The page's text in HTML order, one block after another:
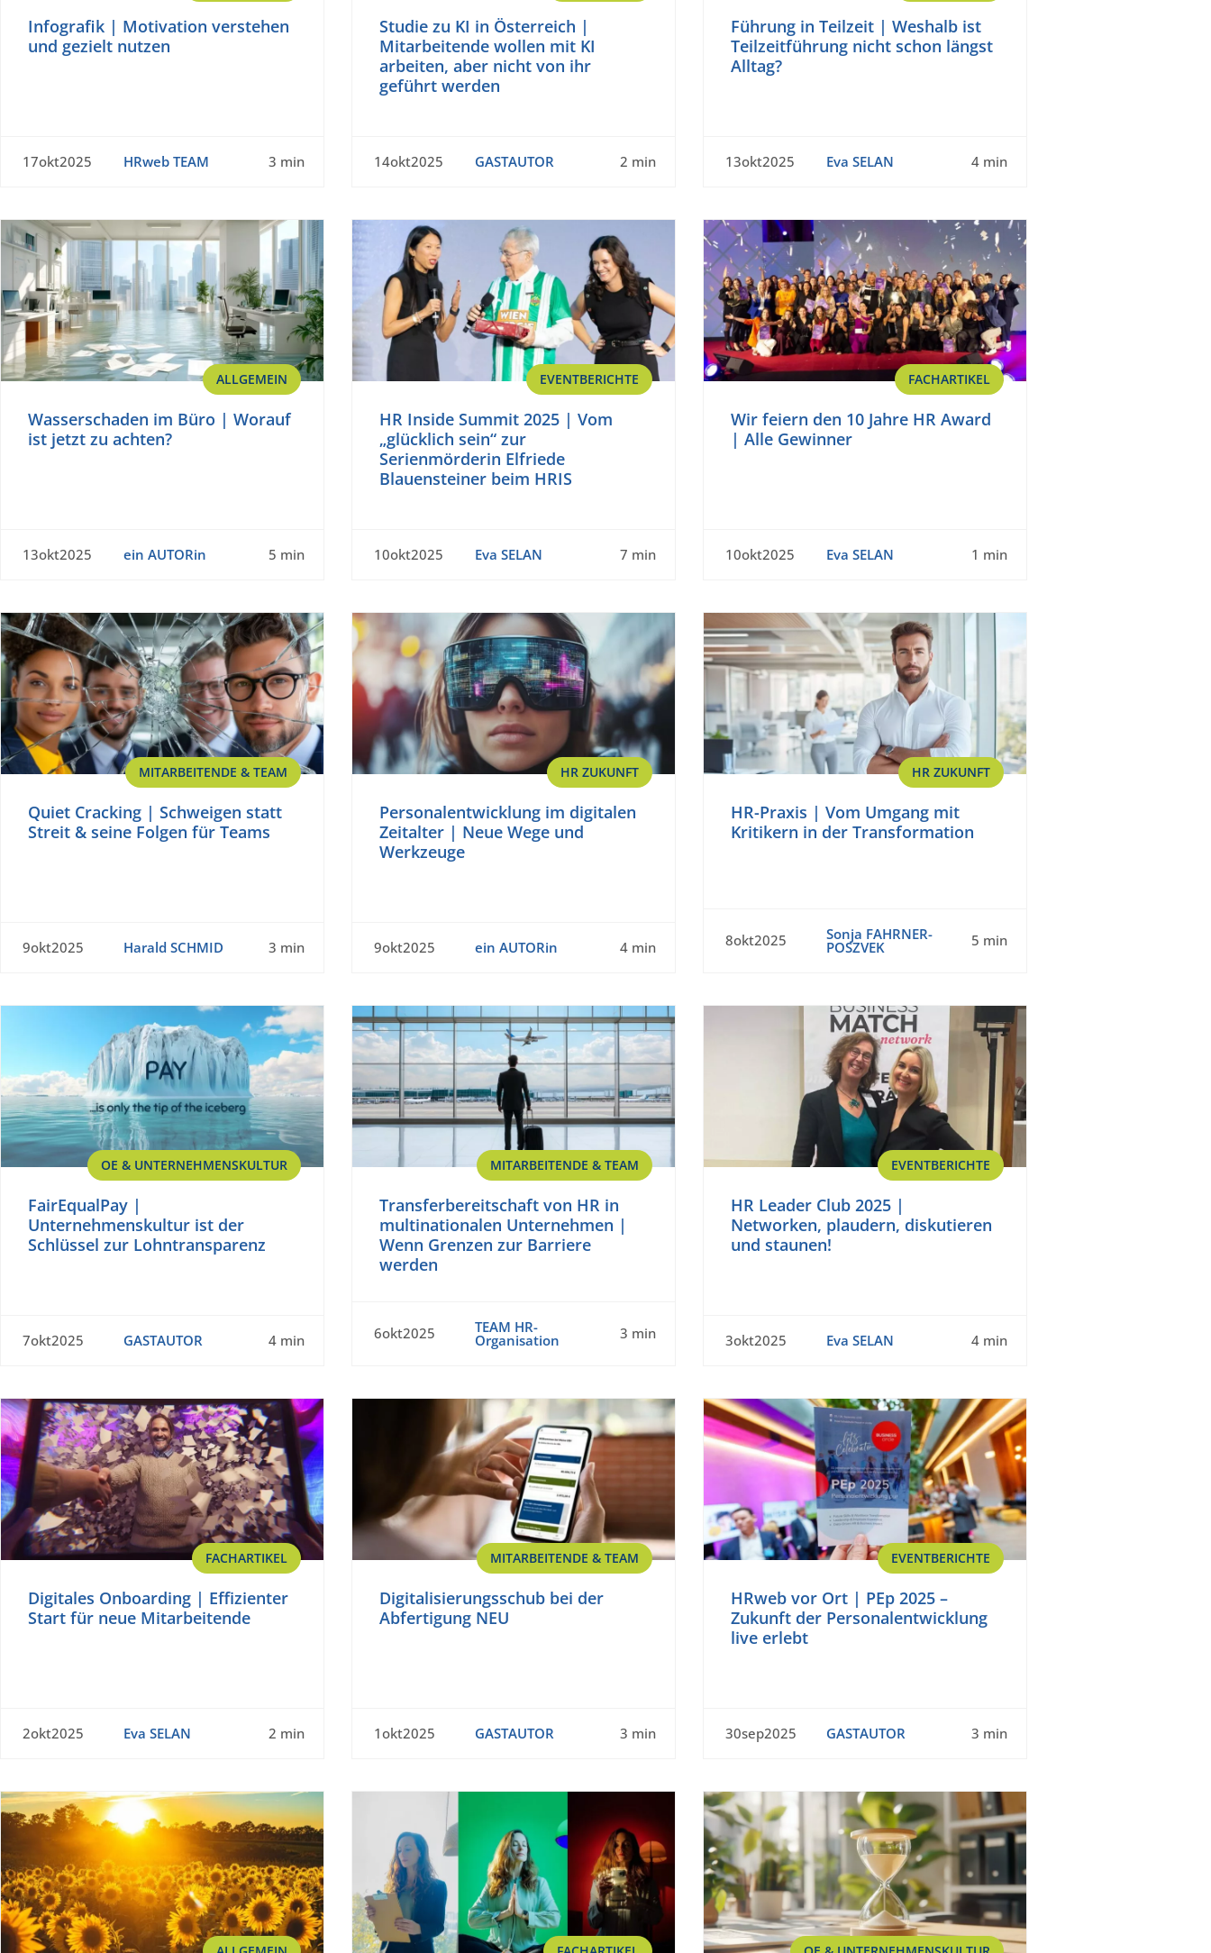
Infografik | Motivation verstehen
und gezielt nutzen
17okt2025 HRweb TEAM 3 min
Studie zu KI in Österreich |
Mitarbeitende wollen mit KI
arbeiten, aber nicht von ihr
geführt werden
14okt2025 GASTAUTOR 2 min
Führung in Teilzeit | Weshalb ist
Teilzeitführung nicht schon längst
Alltag?
13okt2025 Eva SELAN 4 min
ALLGEMEIN
Wasserschaden im Büro | Worauf
ist jetzt zu achten?
13okt2025 ein AUTORin 5 min
EVENTBERICHTE
HR Inside Summit 2025 | Vom
„glücklich sein“ zur
Serienmörderin Elfriede
Blauensteiner beim HRIS
10okt2025 Eva SELAN 7 min
FACHARTIKEL
Wir feiern den 10 Jahre HR Award
| Alle Gewinner
10okt2025 Eva SELAN 1 min
MITARBEITENDE & TEAM
Quiet Cracking | Schweigen statt
Streit & seine Folgen für Teams
9okt2025 Harald SCHMID 3 min
HR ZUKUNFT
Personalentwicklung im digitalen
Zeitalter | Neue Wege und
Werkzeuge
9okt2025 ein AUTORin 4 min
HR ZUKUNFT
HR-Praxis | Vom Umgang mit
Kritikern in der Transformation
8okt2025 Sonja FAHRNER-
POSZVEK 5 min
OE & UNTERNEHMENSKULTUR
FairEqualPay |
Unternehmenskultur ist der
Schlüssel zur Lohntransparenz
7okt2025 GASTAUTOR 4 min
MITARBEITENDE & TEAM
Transferbereitschaft von HR in
multinationalen Unternehmen |
Wenn Grenzen zur Barriere
werden
6okt2025 TEAM HR-
Organisation 3 min
EVENTBERICHTE
HR Leader Club 2025 |
Networken, plaudern, diskutieren
und staunen!
3okt2025 Eva SELAN 4 min
FACHARTIKEL
Digitales Onboarding | Effizienter
Start für neue Mitarbeitende
2okt2025 Eva SELAN 2 min
MITARBEITENDE & TEAM
Digitalisierungsschub bei der
Abfertigung NEU
1okt2025 GASTAUTOR 3 min
EVENTBERICHTE
HRweb vor Ort | PEp 2025 –
Zukunft der Personalentwicklung
live erlebt
30sep2025 GASTAUTOR 3 min